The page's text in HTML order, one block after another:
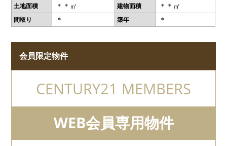
土地面積 ＊＊㎡ 建物面積 ＊＊㎡
間取り ＊ 築年 ＊
会員限定物件
CENTURY21 MEMBERS
WEB会員専用物件